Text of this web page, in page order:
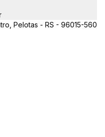
Pelotas - RS - 96015-560